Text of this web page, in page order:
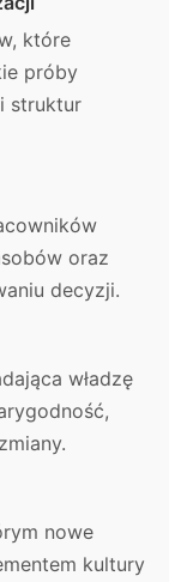
które
próby
struktur
oraz
decyzji.
władzę
nowe
kultury